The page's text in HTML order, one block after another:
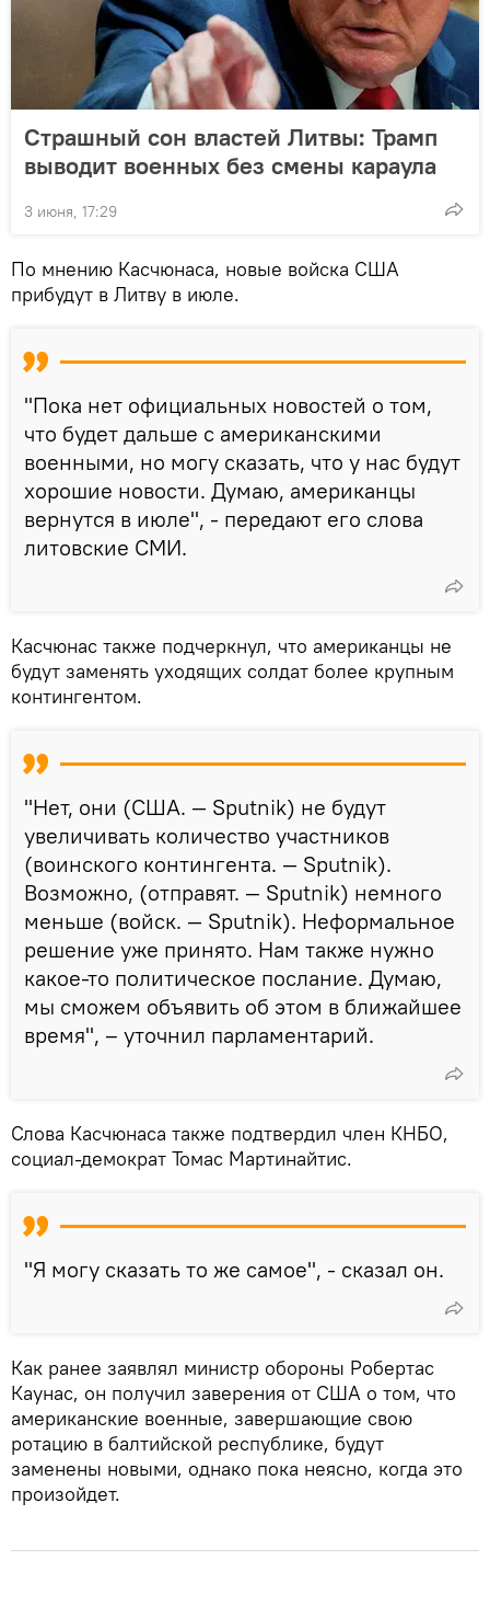
Страшный сон властей Литвы: Трамп
выводит военных без смены караула
3 июня, 17:29
По мнению Касчюнаса, новые войска США
прибудут в Литву в июле.
"Пока нет официальных новостей о том,
что будет дальше с американскими
военными, но могу сказать, что у нас будут
хорошие новости. Думаю, американцы
вернутся в июле", - передают его слова
литовские СМИ.
Касчюнас также подчеркнул, что американцы не
будут заменять уходящих солдат более крупным
контингентом.
"Нет, они (США. — Sputnik) не будут
увеличивать количество участников
(воинского контингента. — Sputnik).
Возможно, (отправят. — Sputnik) немного
меньше (войск. — Sputnik). Неформальное
решение уже принято. Нам также нужно
какое-то политическое послание. Думаю,
мы сможем объявить об этом в ближайшее
время", – уточнил парламентарий.
Слова Касчюнаса также подтвердил член КНБО,
социал-демократ Томас Мартинайтис.
"Я могу сказать то же самое", - сказал он.
Как ранее заявлял министр обороны Робертас
Каунас, он получил заверения от США о том, что
американские военные, завершающие свою
ротацию в балтийской республике, будут
заменены новыми, однако пока неясно, когда это
произойдет.